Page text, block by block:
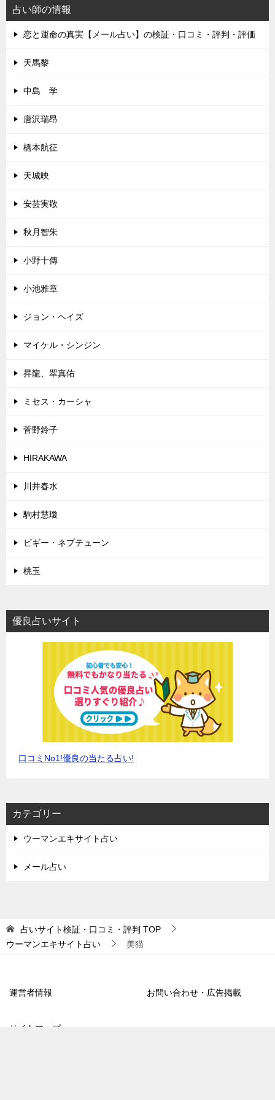
占い師の情報
恋と運命の真実【メール占い】の検証・口コミ・評判・評価
天馬黎
中島 学
唐沢瑞昂
橋本航征
天城映
安芸実敬
秋月智朱
小野十傳
小池雅章
ジョン・ヘイズ
マイケル・シンジン
昇龍、翠真佑
ミセス・カーシャ
菅野鈴子
HIRAKAWA
川井春水
駒村慧瓊
ビギー・ネプテューン
桃玉
優良占いサイト
口コミNo1!優良の当たる占い!
カテゴリー
ウーマンエキサイト占い
メール占い
占いサイト検証・口コミ・評判 TOP
ウーマンエキサイト占い
美猫
運営者情報 お問い合わせ・広告掲載
サイトマップ